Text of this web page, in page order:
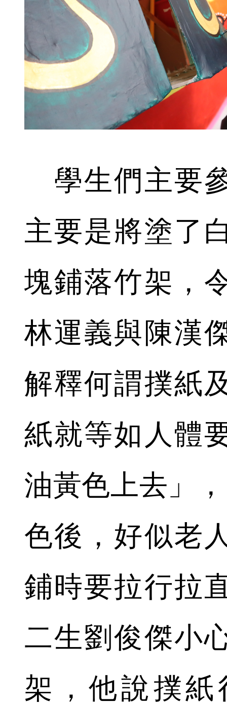
學生們主要
主要是將塗了
塊鋪落竹架，
林運義與陳漢
解釋何謂撲紙
紙就等如人體
油黃色上去」
色後，好似老
鋪時要拉行拉
二生劉俊傑小
架，他說撲